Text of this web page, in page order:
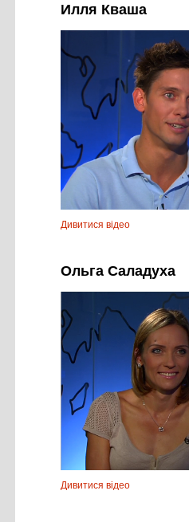
Илля Кваша
Дивитися відео
Ольга Саладуха
Дивитися відео